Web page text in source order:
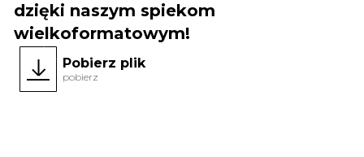
dzięki naszym spiekom
wielkoformatowym!
Pobierz plik
pobierz